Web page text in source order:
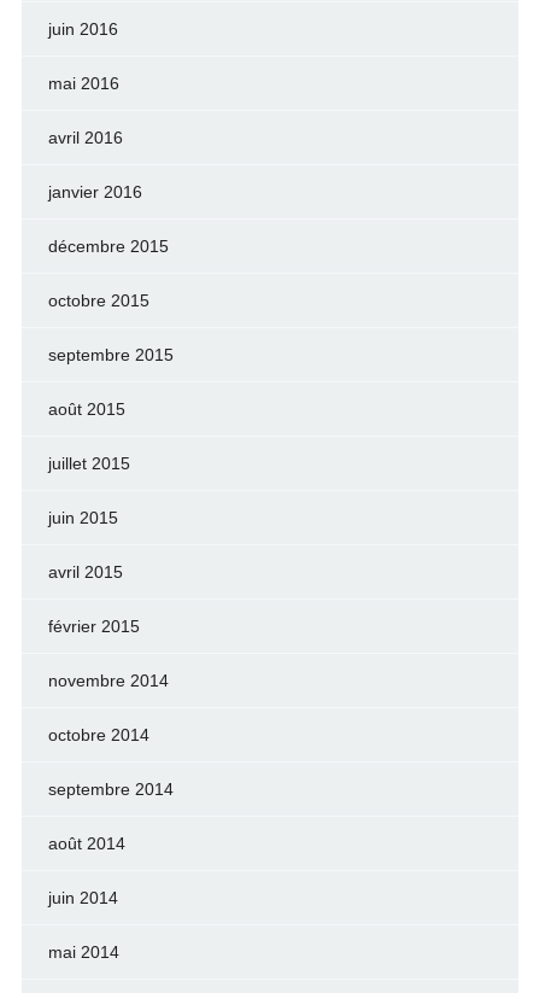
juin 2016
mai 2016
avril 2016
janvier 2016
décembre 2015
octobre 2015
septembre 2015
août 2015
juillet 2015
juin 2015
avril 2015
février 2015
novembre 2014
octobre 2014
septembre 2014
août 2014
juin 2014
mai 2014